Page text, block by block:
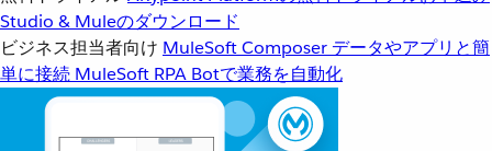
Studio & Muleのダウンロード
ビジネス担当者向け MuleSoft Composer データやアプリと簡
単に接続 MuleSoft RPA Botで業務を自動化